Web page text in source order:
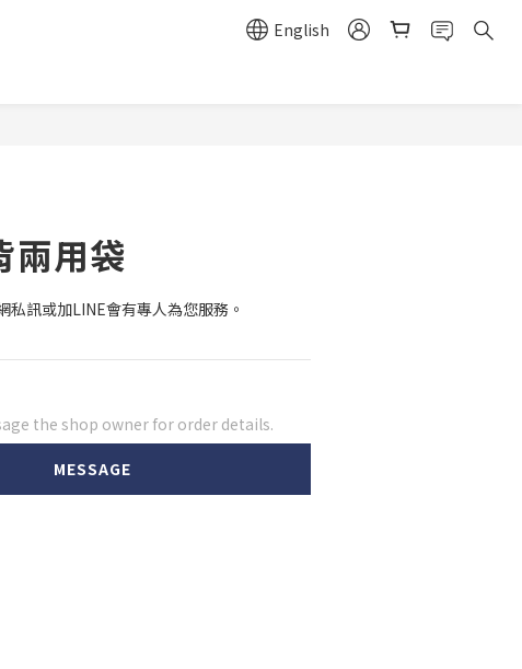
English
兩用袋
私訊或加LINE會有專人為您服務。
the shop owner for order details.
MESSAGE